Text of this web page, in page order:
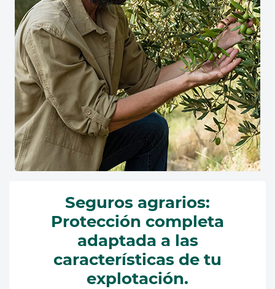
Seguros agrarios:
Protección completa
adaptada a las
características de tu
explotación.